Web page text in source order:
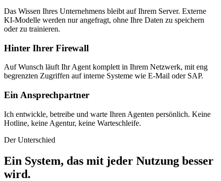
Das Wissen Ihres Unternehmens bleibt auf Ihrem Server. Externe
KI-Modelle werden nur angefragt, ohne Ihre Daten zu speichern
oder zu trainieren.
Hinter Ihrer Firewall
Auf Wunsch läuft Ihr Agent komplett in Ihrem Netzwerk, mit eng
begrenzten Zugriffen auf interne Systeme wie E-Mail oder SAP.
Ein Ansprechpartner
Ich entwickle, betreibe und warte Ihren Agenten persönlich. Keine
Hotline, keine Agentur, keine Warteschleife.
Der Unterschied
Ein System, das mit jeder Nutzung besser
wird.